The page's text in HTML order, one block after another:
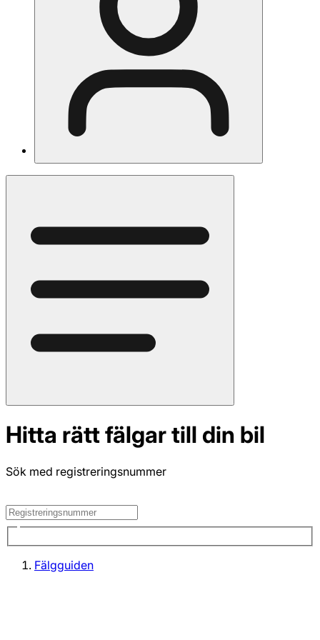
Hitta rätt fälgar till din bil
Sök med registreringsnummer
Fälgguiden